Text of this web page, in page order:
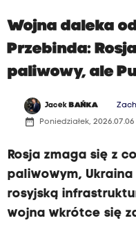
Wojna daleka
Przebinda:
paliwowy, ale
Jacek BAŃKA
date_range Poniedziałek, 2026.07.06
Rosja zmaga się z
paliwowym,
rosyjską
wojna wkrótce się